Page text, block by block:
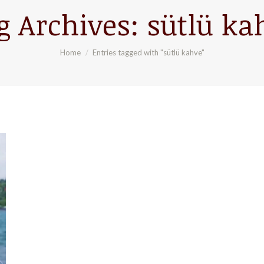
Archives: sütlü
You are here:
Home Entries tagged with "sütlü kahve"